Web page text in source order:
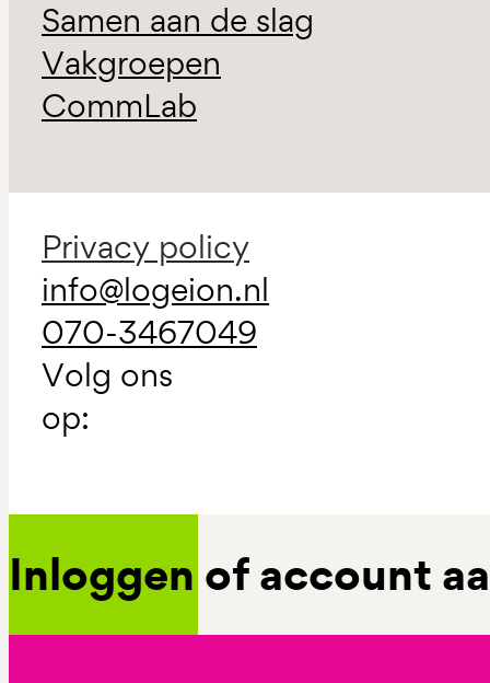
Samen aan de slag
Vakgroepen
CommLab
Privacy policy
info@logeion.nl
070-3467049
Volg ons
op:
Inloggen of account